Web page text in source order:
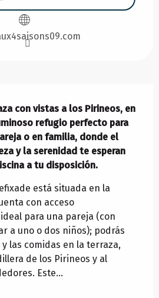
con vistas a los Pirineos, en
refugio perfecto para
o en familia, donde el
y la serenidad te esperan
a tu disposición.
está situada en la
con acceso
para una pareja (con
a uno o dos niños); podrás
las comidas en la terraza,
de los Pirineos y al
Este...